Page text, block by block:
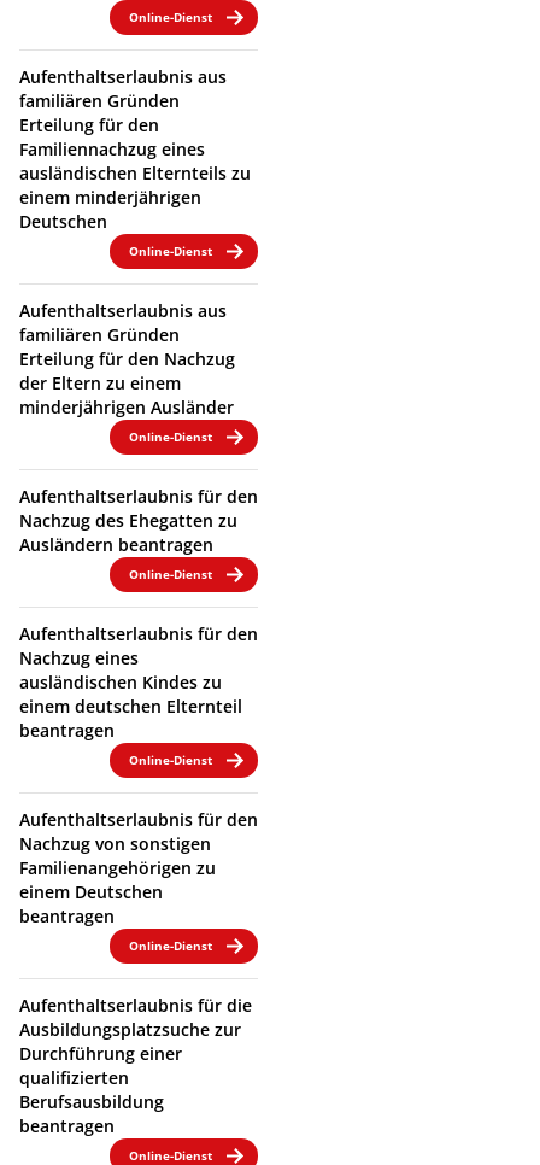
Online-Dienst
Aufenthaltserlaubnis aus
familiären Gründen
Erteilung für den
Familiennachzug eines
ausländischen Elternteils zu
einem minderjährigen
Deutschen
Online-Dienst
Aufenthaltserlaubnis aus
familiären Gründen
Erteilung für den Nachzug
der Eltern zu einem
minderjährigen Ausländer
Online-Dienst
Aufenthaltserlaubnis für den
Nachzug des Ehegatten zu
Ausländern beantragen
Online-Dienst
Aufenthaltserlaubnis für den
Nachzug eines
ausländischen Kindes zu
einem deutschen Elternteil
beantragen
Online-Dienst
Aufenthaltserlaubnis für den
Nachzug von sonstigen
Familienangehörigen zu
einem Deutschen
beantragen
Online-Dienst
Aufenthaltserlaubnis für die
Ausbildungsplatzsuche zur
Durchführung einer
qualifizierten
Berufsausbildung
beantragen
Online-Dienst